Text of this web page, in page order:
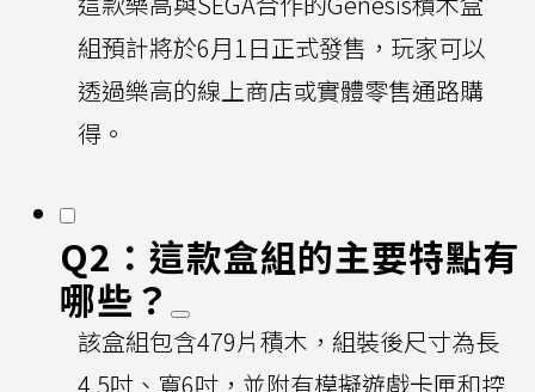
組預計將於6月1日正式發售，玩家可以
透過樂高的線上商店或實體零售通路購
得。
Q2：這款盒組的主要特點有
哪些？
該盒組包含479片積木，組裝後尺寸為長
4.5吋、寬6吋，並附有模擬遊戲卡匣和控